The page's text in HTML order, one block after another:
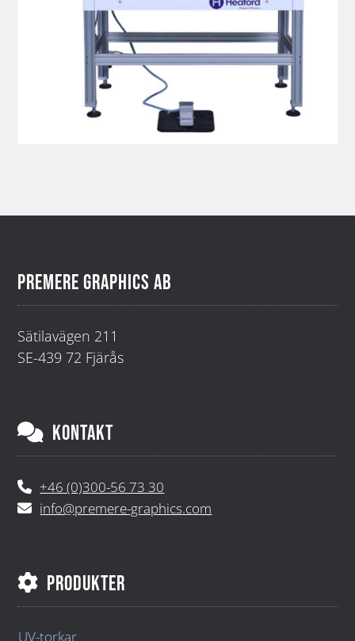
PREMERE GRAPHICS AB
Sätilavägen 211
SE-439 72 Fjärås
KONTAKT
+46 (0)300-56 73 30
info@premere-graphics.com
PRODUKTER
UV-torkar